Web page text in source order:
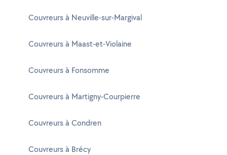
Couvreurs à Neuville-sur-Margival
Couvreurs à Maast-et-Violaine
Couvreurs à Fonsomme
Couvreurs à Martigny-Courpierre
Couvreurs à Condren
Couvreurs à Brécy